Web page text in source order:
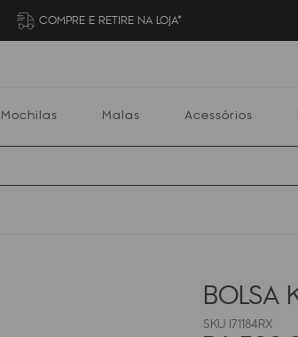
COMPRE E RETIRE NA LOJA*
Mochilas Malas Acessórios
BOLSA
I71184RX